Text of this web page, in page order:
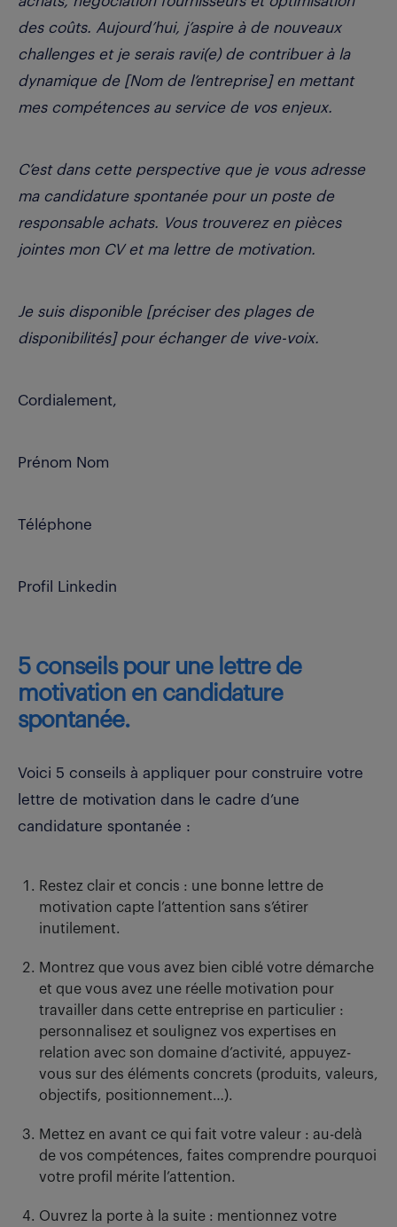
des coûts. Aujourd’hui, j’aspire à de nouveaux
challenges et je serais ravi(e) de contribuer à la
dynamique de [Nom de l’entreprise] en mettant
mes compétences au service de vos enjeux.
C’est dans cette perspective que je vous adresse
ma candidature spontanée pour un poste de
responsable achats. Vous trouverez en pièces
jointes mon CV et ma lettre de motivation.
Je suis disponible [préciser des plages de
disponibilités] pour échanger de vive-voix.
Cordialement,
Prénom Nom
Téléphone
Profil Linkedin
5 conseils pour une lettre de
motivation en candidature
spontanée.
Voici 5 conseils à appliquer pour construire votre
lettre de motivation dans le cadre d’une
candidature spontanée :
Restez clair et concis : une bonne lettre de
motivation capte l’attention sans s’étirer
inutilement.
Montrez que vous avez bien ciblé votre démarche
et que vous avez une réelle motivation pour
travailler dans cette entreprise en particulier :
personnalisez et soulignez vos expertises en
relation avec son domaine d’activité, appuyez-
vous sur des éléments concrets (produits, valeurs,
objectifs, positionnement…).
Mettez en avant ce qui fait votre valeur : au-delà
de vos compétences, faites comprendre pourquoi
votre profil mérite l’attention.
Ouvrez la porte à la suite : mentionnez votre